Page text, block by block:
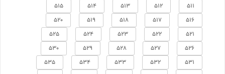
511
512
513
514
515
516
517
518
519
520
521
522
523
524
525
526
527
528
529
530
531
532
533
534
535